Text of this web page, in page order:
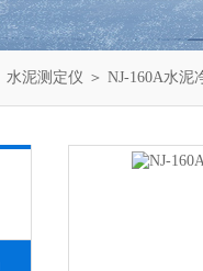
水泥测定仪 ＞ NJ-160A水